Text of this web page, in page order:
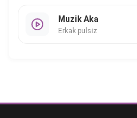
Muzik Aka
Erkak pulsiz